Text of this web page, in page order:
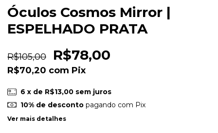
Óculos Cosmos Mirror |
ESPELHADO PRATA
R$105,00 R$78,00
R$70,20 com Pix
6 x de R$13,00 sem juros
10% de descontopagando com Pix
Ver mais detalhes